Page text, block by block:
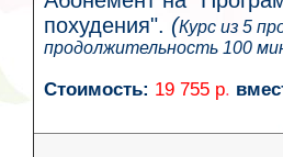
похудения". (Курс из 5
продолжительность 100
Стоимость: 19 755 р.